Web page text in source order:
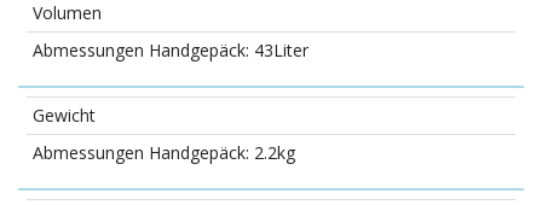
Volumen
43Liter
Gewicht
2.2kg